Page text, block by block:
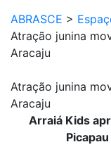
ABRASCE >
Atração junina
Aracaju
Atração junina
Aracaju
Arraiá Kids